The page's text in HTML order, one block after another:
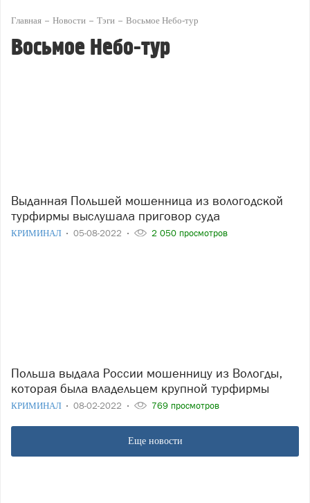
Главная Новости Тэги Восьмое Небо-тур
Восьмое Небо-тур
Выданная Польшей мошенница из вологодской
турфирмы выслушала приговор суда
КРИМИНАЛ 05-08-2022 2 050 просмотров
Польша выдала России мошенницу из Вологды,
которая была владельцем крупной турфирмы
КРИМИНАЛ 08-02-2022 769 просмотров
Еще новости